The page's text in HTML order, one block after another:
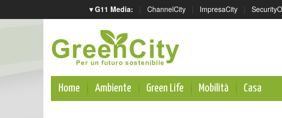
▾ G11 Media: | ChannelCity | ImpresaCity |
Home Ambiente Green Life Mobilità Casa